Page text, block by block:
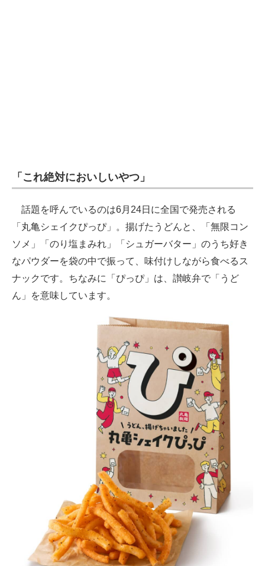
建設×テクノロジーの最前線
ちょっと気になるネットの話題
「これ絶対においしいやつ」
話題を呼んでいるのは6月24日に全国で発売される
「丸亀シェイクぴっぴ」。揚げたうどんと、「無限コン
ソメ」「のり塩まみれ」「シュガーバター」のうち好き
なパウダーを袋の中で振って、味付けしながら食べるス
ナックです。ちなみに「ぴっぴ」は、讃岐弁で「うど
ん」を意味しています。